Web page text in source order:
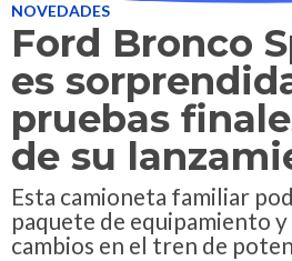
NOVEDADES
Ford Bronco
es
pruebas
de su
Esta camioneta familiar
paquete de equipamiento
cambios en el tren de